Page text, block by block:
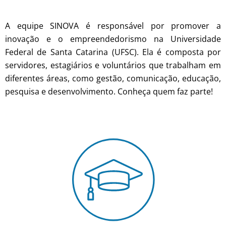
A equipe SINOVA é responsável por promover a
inovação e o empreendedorismo na Universidade
Federal de Santa Catarina (UFSC). Ela é composta por
servidores, estagiários e voluntários que trabalham em
diferentes áreas, como gestão, comunicação, educação,
pesquisa e desenvolvimento. Conheça quem faz parte!